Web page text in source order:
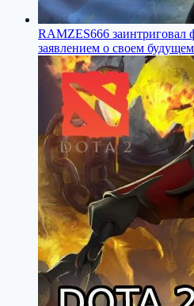
RAMZES666
заявлением о своем